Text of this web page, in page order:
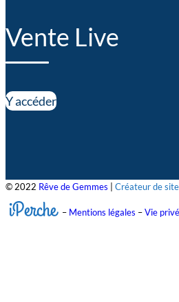
Vente Live
Y accéder
© 2022 Rêve de Gemmes Créateur de
iPerche – Mentions légales –Vie